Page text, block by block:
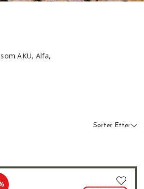
AKU, Alfa,
på at det vi
Sorter Etter